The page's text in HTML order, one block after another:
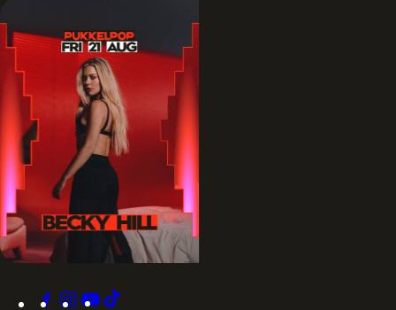
facebook
instagram
youtube